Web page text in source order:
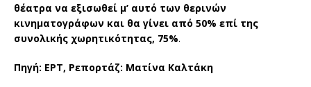
θέατρα να εξισωθεί μ’ αυτό των θερινών
κινηματογράφων και θα γίνει από 50% επί της
συνολικής χωρητικότητας, 75%.
Πηγή: ΕΡΤ, Ρεπορτάζ: Ματίνα Καλτάκη